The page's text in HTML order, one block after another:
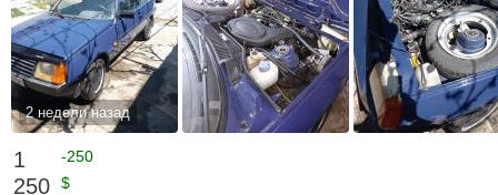
2 недели назад
1
250
-250
$